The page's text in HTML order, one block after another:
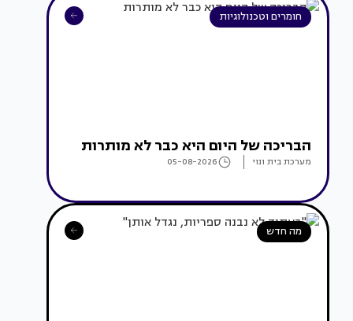
חומרים וטכנולוגיות
הבריכה של היום היא כבר לא מותרות
מערכת בית ונוי 05-08-2026
מה חדש